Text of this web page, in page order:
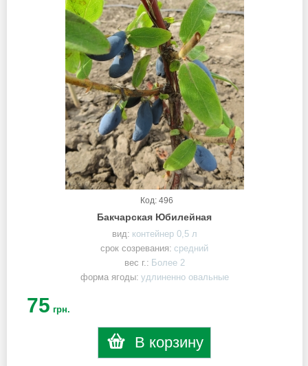
Код: 496
Бакчарская Юбилейная
вид: контейнер 0,5 л
срок созревания: средний
вес г.: Более 2
форма ягоды: удлиненно овальные
75 грн.
В корзину